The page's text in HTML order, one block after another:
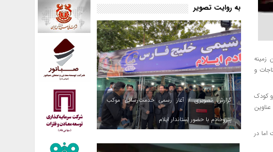
زمینه
و
کودک
در بخش تک عکس مجاز به ارسال حداکثر۵ اثر است اما در
به روایت تصویر
گزارش تصویری / آغاز رسمی خدمت‌رسانی موکب
پتروخادم با حضور استاندار ایلام